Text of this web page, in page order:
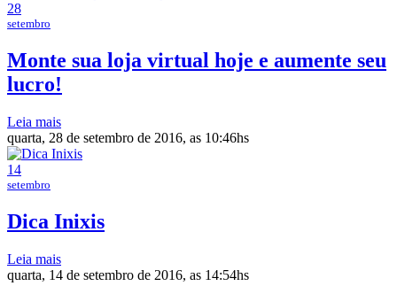
28
setembro
Monte sua loja virtual hoje e aumente seu
lucro!
Leia mais
quarta, 28 de setembro de 2016, as 10:46hs
14
setembro
Dica Inixis
Leia mais
quarta, 14 de setembro de 2016, as 14:54hs